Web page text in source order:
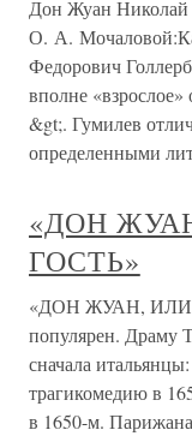
Дон Жуан Николай
О. А.
Федорович
вполне
&gt;. Гумилев
определенными
«ДОН
ГОСТЬ»
«ДОН ЖУАН, ИЛИ
популярен. Драму
сначала
трагикомедию в
в 1650-м.